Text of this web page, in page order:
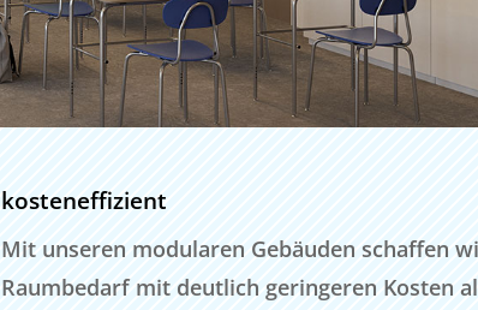
kosteneffizient
Mit unseren modularen Gebäuden schaffen
Raumbedarf mit deutlich geringeren Kosten